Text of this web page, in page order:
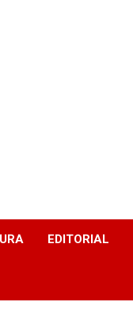
EDITORIAL